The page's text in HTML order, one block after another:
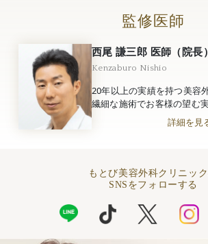
監修医師
西尾 謙三郎 医師（院長）
Kenzaburo Nishio
20年以上の実績を持つ美容
繊細な施術でお客様の望む
詳細を見
もとび美容外科クリニッ
SNSをフォローする